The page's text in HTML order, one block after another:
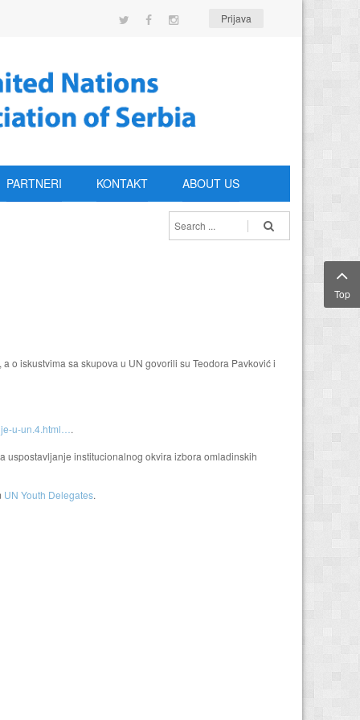
Prijava
PARTNERI KONTAKT ABOUT US
, a o iskustvima sa skupova u UN govorili su Teodora Pavković i
u-un.4.html… .
institucionalnog okvira izbora omladinskih
UN Youth Delegates.
Top